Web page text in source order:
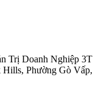
Hills, Phường Gò Vấp,